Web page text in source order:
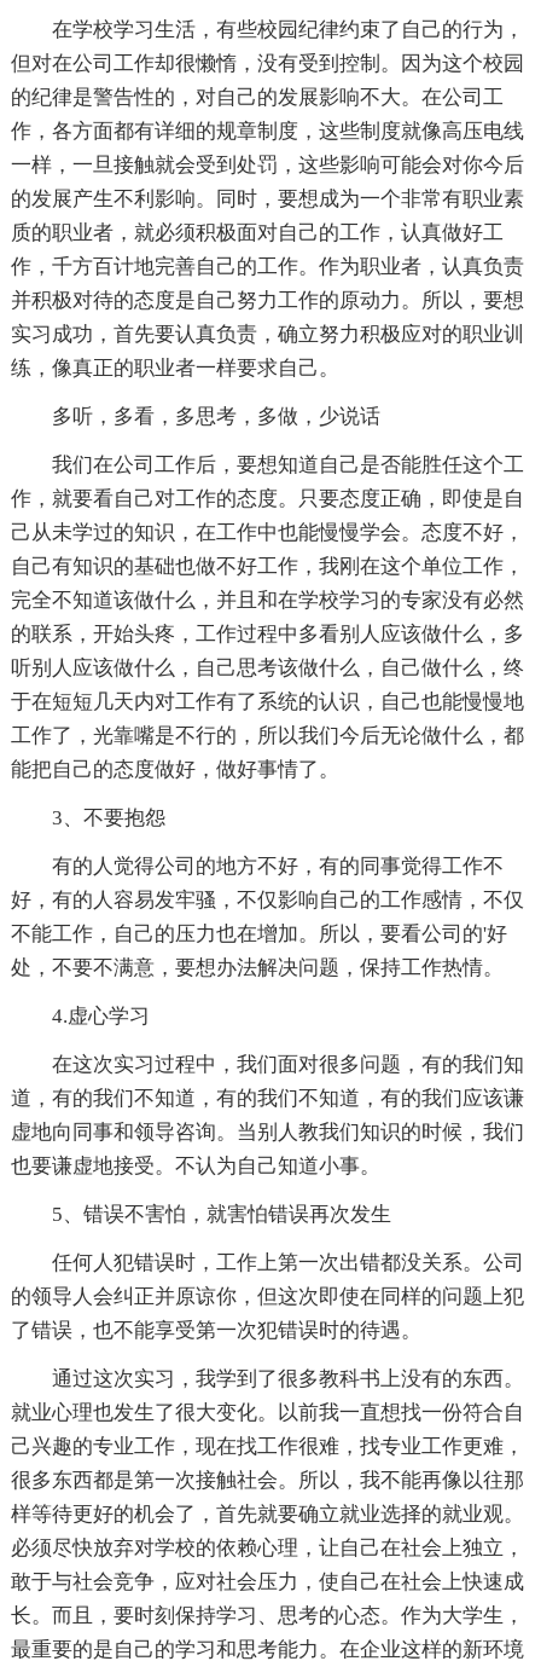
在学校学习生活，有些校园纪律约束了自己的行为，
但对在公司工作却很懒惰，没有受到控制。因为这个校园
的纪律是警告性的，对自己的发展影响不大。在公司工
作，各方面都有详细的规章制度，这些制度就像高压电线
一样，一旦接触就会受到处罚，这些影响可能会对你今后
的发展产生不利影响。同时，要想成为一个非常有职业素
质的职业者，就必须积极面对自己的工作，认真做好工
作，千方百计地完善自己的工作。作为职业者，认真负责
并积极对待的态度是自己努力工作的原动力。所以，要想
实习成功，首先要认真负责，确立努力积极应对的职业训
练，像真正的职业者一样要求自己。
多听，多看，多思考，多做，少说话
我们在公司工作后，要想知道自己是否能胜任这个工
作，就要看自己对工作的态度。只要态度正确，即使是自
己从未学过的知识，在工作中也能慢慢学会。态度不好，
自己有知识的基础也做不好工作，我刚在这个单位工作，
完全不知道该做什么，并且和在学校学习的专家没有必然
的联系，开始头疼，工作过程中多看别人应该做什么，多
听别人应该做什么，自己思考该做什么，自己做什么，终
于在短短几天内对工作有了系统的认识，自己也能慢慢地
工作了，光靠嘴是不行的，所以我们今后无论做什么，都
能把自己的态度做好，做好事情了。
3、不要抱怨
有的人觉得公司的地方不好，有的同事觉得工作不
好，有的人容易发牢骚，不仅影响自己的工作感情，不仅
不能工作，自己的压力也在增加。所以，要看公司的'好
处，不要不满意，要想办法解决问题，保持工作热情。
4.虚心学习
在这次实习过程中，我们面对很多问题，有的我们知
道，有的我们不知道，有的我们不知道，有的我们应该谦
虚地向同事和领导咨询。当别人教我们知识的时候，我们
也要谦虚地接受。不认为自己知道小事。
5、错误不害怕，就害怕错误再次发生
任何人犯错误时，工作上第一次出错都没关系。公司
的领导人会纠正并原谅你，但这次即使在同样的问题上犯
了错误，也不能享受第一次犯错误时的待遇。
通过这次实习，我学到了很多教科书上没有的东西。
就业心理也发生了很大变化。以前我一直想找一份符合自
己兴趣的专业工作，现在找工作很难，找专业工作更难，
很多东西都是第一次接触社会。所以，我不能再像以往那
样等待更好的机会了，首先就要确立就业选择的就业观。
必须尽快放弃对学校的依赖心理，让自己在社会上独立，
敢于与社会竞争，应对社会压力，使自己在社会上快速成
长。而且，要时刻保持学习、思考的心态。作为大学生，
最重要的是自己的学习和思考能力。在企业这样的新环境